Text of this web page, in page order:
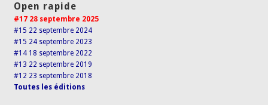
Open rapide
#17 28 septembre 2025
#15 22 septembre 2024
#15 24 septembre 2023
#14 18 septembre 2022
#13 22 septembre 2019
#12 23 septembre 2018
Toutes les éditions